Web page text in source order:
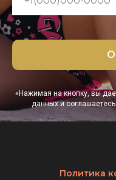
«Нажимая на кнопку, вы
данных и
Политика